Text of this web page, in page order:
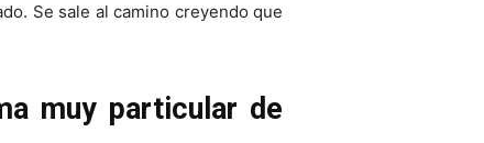
Se sale al camino creyendo que
muy particular de